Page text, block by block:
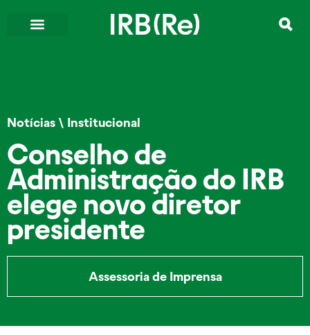
Notícias \ Institucional
Conselho de
Administração do IRB
elege novo diretor
presidente
Assessoria de Imprensa